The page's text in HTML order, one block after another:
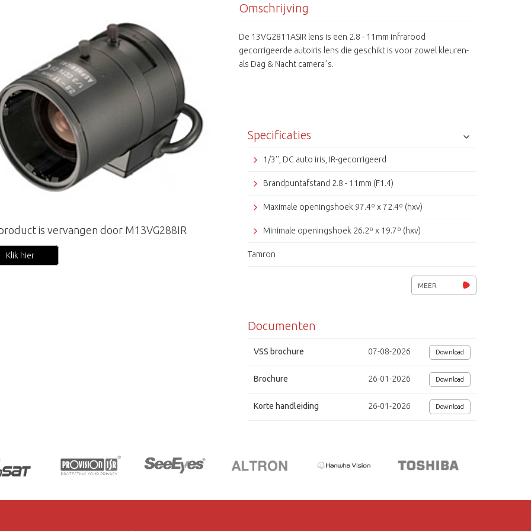
is vervangen door M13VG288IR
Klik hier
Omschrijving
De 13VG2811ASIR lens is een 2.8 - 11mm infrarood
gecorrigeerde autoiris lens die geschikt is voor zowel kleuren-
als Dag & Nacht camera´s.
Specificaties
1/3'', DC auto iris, IR-gecorrigeerd
Brandpuntafstand 2.8 - 11mm (F1.4)
Maximale openingshoek 97.4º x 72.4º (hxv)
Minimale openingshoek 26.2º x 19.7º (hxv)
Tamron
MEER
Documenten
VSS brochure 07-08-2026 Download
Brochure 26-01-2026 Download
Korte handleiding 26-01-2026 Download